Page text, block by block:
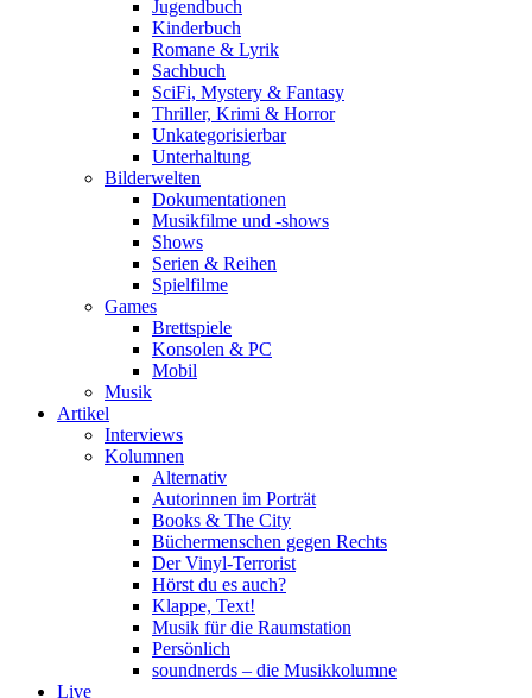
Jugendbuch
Kinderbuch
Romane & Lyrik
Sachbuch
SciFi, Mystery & Fantasy
Thriller, Krimi & Horror
Unkategorisierbar
Unterhaltung
Bilderwelten
Dokumentationen
Musikfilme und -shows
Shows
Serien & Reihen
Spielfilme
Games
Brettspiele
Konsolen & PC
Mobil
Musik
Artikel
Interviews
Kolumnen
Alternativ
Autorinnen im Porträt
Books & The City
Büchermenschen gegen Rechts
Der Vinyl-Terrorist
Hörst du es auch?
Klappe, Text!
Musik für die Raumstation
Persönlich
soundnerds – die Musikkolumne
Live